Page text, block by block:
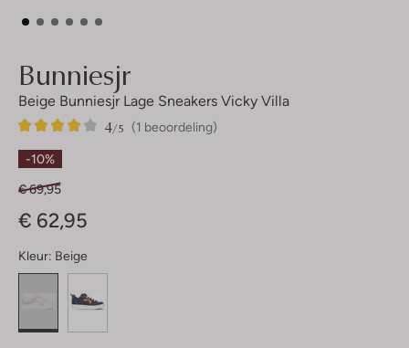
Bunniesjr
Beige Bunniesjr Lage Sneakers Vicky Villa
(1 beoordeling)
4/5
1
4
Sterren
-10%
€ 69,95
€ 62,95
Kleur: Beige